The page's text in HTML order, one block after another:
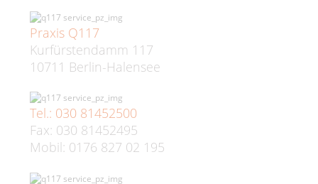
Praxis Q117
Kurfürstendamm 117
10711 Berlin-Halensee
Tel.: 030 81452500
Fax: 030 81452495
Mobil: 0176 827 02 195